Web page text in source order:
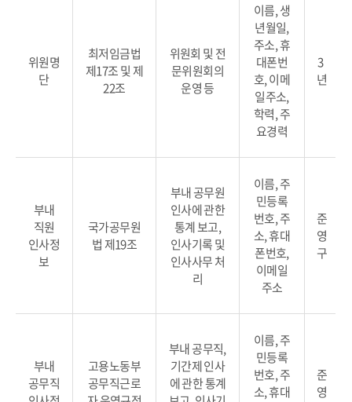
위원명
단
최저임금법
제17조 및 제
22조
위원회 및 전
문위원회의
운영 등
이름, 생
년월일,
주소, 휴
대폰번
호, 이메
일주소,
학력, 주
요경력
3
년
부내
직원
인사정
보
국가공무원
법 제19조
부내 공무원
인사에 관한
통계 보고,
인사기록 및
인사사무 처
리
이름, 주
민등록
번호, 주
소, 휴대
폰번호,
이메일
주소
준
영
구
부내
공무직
고용노동부
공무직근로
부내 공무직,
기간제 인사
에 관한 통계
이름, 주
민등록
번호, 주
소, 휴대
준
영